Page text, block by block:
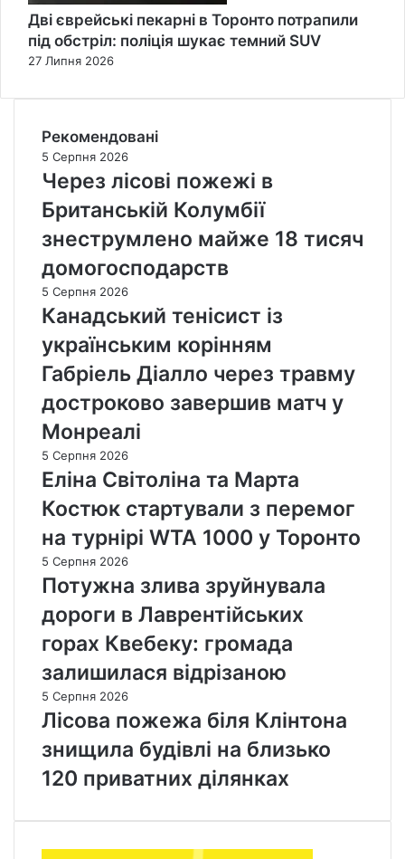
Дві єврейські пекарні в Торонто потрапили
під обстріл: поліція шукає темний SUV
27 Липня 2026
Рекомендовані
5 Серпня 2026
Через лісові пожежі в
Британській Колумбії
знеструмлено майже 18 тисяч
домогосподарств
5 Серпня 2026
Канадський тенісист із
українським корінням
Габріель Діалло через травму
достроково завершив матч у
Монреалі
5 Серпня 2026
Еліна Світоліна та Марта
Костюк стартували з перемог
на турнірі WTA 1000 у Торонто
5 Серпня 2026
Потужна злива зруйнувала
дороги в Лаврентійських
горах Квебеку: громада
залишилася відрізаною
5 Серпня 2026
Лісова пожежа біля Клінтона
знищила будівлі на близько
120 приватних ділянках